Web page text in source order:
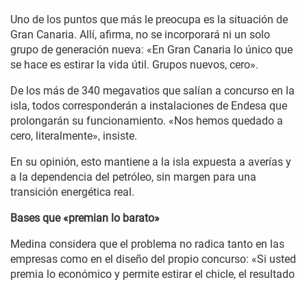
Uno de los puntos que más le preocupa es la situación de
Gran Canaria. Allí, afirma, no se incorporará ni un solo
grupo de generación nueva: «En Gran Canaria lo único que
se hace es estirar la vida útil. Grupos nuevos, cero».
De los más de 340 megavatios que salían a concurso en la
isla, todos corresponderán a instalaciones de Endesa que
prolongarán su funcionamiento. «Nos hemos quedado a
cero, literalmente», insiste.
En su opinión, esto mantiene a la isla expuesta a averías y
a la dependencia del petróleo, sin margen para una
transición energética real.
Bases que «premian lo barato»
Medina considera que el problema no radica tanto en las
empresas como en el diseño del propio concurso: «Si usted
premia lo económico y permite estirar el chicle, el resultado